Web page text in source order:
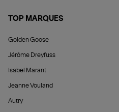
TOP MARQUES
Golden Goose
Jérôme Dreyfuss
Isabel Marant
Jeanne Vouland
Autry